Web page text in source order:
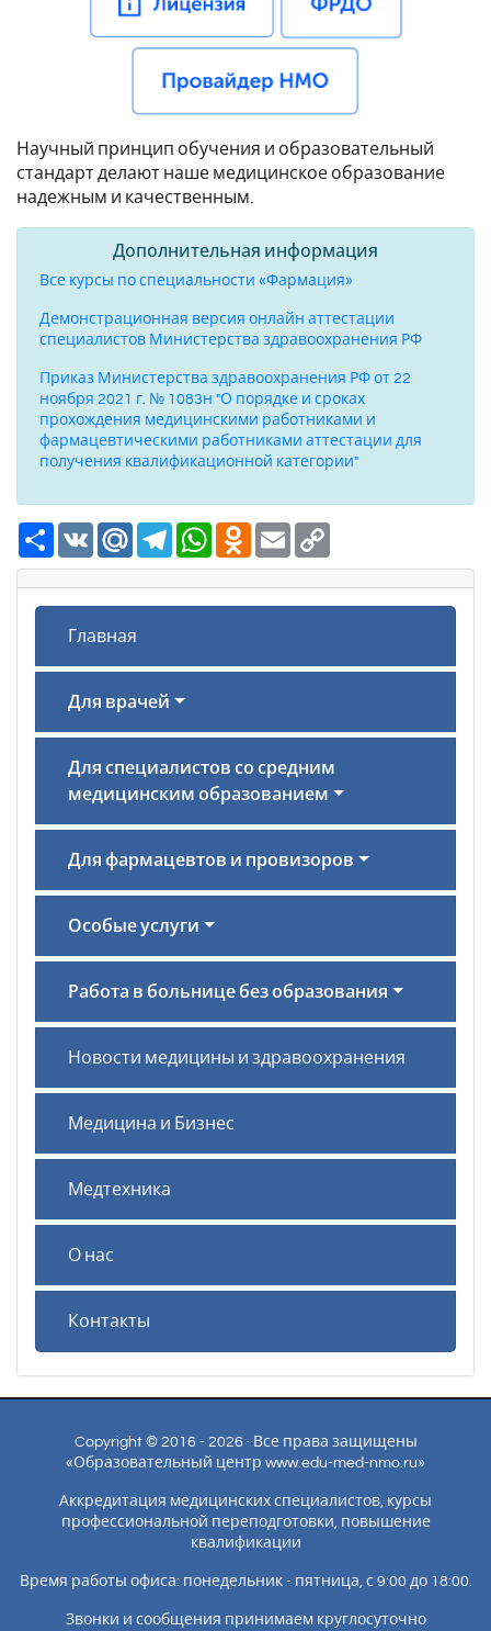
Научный принцип обучения и образовательный
стандарт делают наше медицинское образование
надежным и качественным.
Дополнительная информация
Все курсы по специальности «Фармация»
Демонстрационная версия онлайн аттестации
специалистов Министерства здравоохранения РФ
Приказ Министерства здравоохранения РФ от 22
ноября 2021 г. № 1083н "О порядке и сроках
прохождения медицинскими работниками и
фармацевтическими работниками аттестации для
получения квалификационной категории"
РесурсVK Mail.Ru TelegramWhatsAppOdnoklassniki
Email
Главная
Для врачей
Для специалистов со средним
медицинским образованием
Для фармацевтов и провизоров
Особые услуги
Работа в больнице без образования
Новости медицины и здравоохранения
Медицина и Бизнес
Медтехника
О нас
Контакты
Copyright © 2016 - 2026 · Все права защищены
«Образовательный центр www.edu-med-nmo.ru»
Аккредитация медицинских специалистов, курсы
профессиональной переподготовки, повышение
квалификации
Время работы офиса: понедельник - пятница, с 9:00 до 18:00.
Звонки и сообщения принимаем круглосуточно